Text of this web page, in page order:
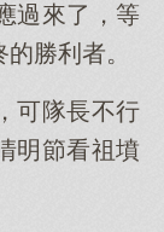
過來了，等
勝利者。
可隊長不行
明節看祖墳